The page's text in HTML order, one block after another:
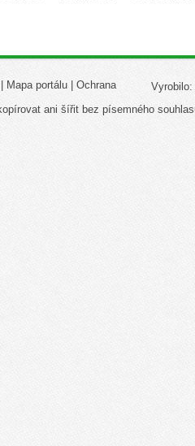
Vyrobilo:
Mapa portálu
Ochrana
ani šířit bez písemného